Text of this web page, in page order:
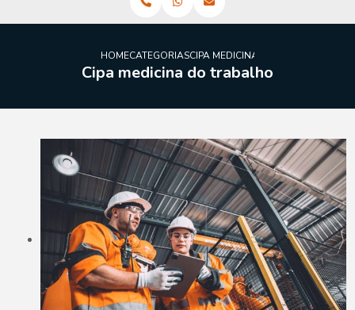
HOMECATEGORIASCIPA MEDICINA DO TRABALHO
Cipa medicina do trabalho